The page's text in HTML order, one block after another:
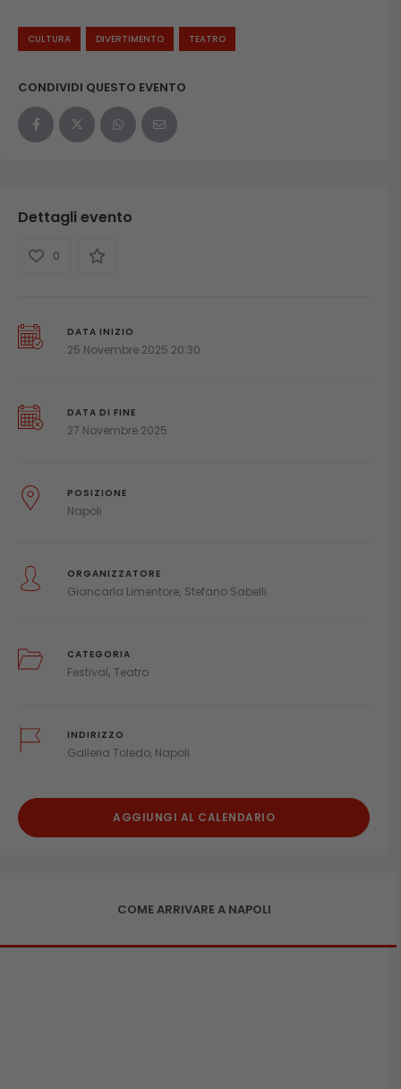
CULTURA DIVERTIMENTO TEATRO
CONDIVIDI QUESTO EVENTO
Dettagli evento
0
DATA INIZIO
25 Novembre 2025 20:30
DATA DI FINE
27 Novembre 2025
POSIZIONE
Napoli
ORGANIZZATORE
Giancarla Limentore Stefano Sabelli
CATEGORIA
Festival Teatro
INDIRIZZO
Galleria Toledo, Napoli
AGGIUNGI AL CALENDARIO
COME ARRIVARE A NAPOLI